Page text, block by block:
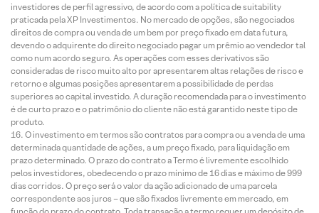
investidores de perfil agressivo, de acordo com a política de suitability
praticada pela XP Investimentos. No mercado de opções, são negociados
direitos de compra ou venda de um bem por preço fixado em data futura,
devendo o adquirente do direito negociado pagar um prêmio ao vendedor tal
como num acordo seguro. As operações com esses derivativos são
consideradas de risco muito alto por apresentarem altas relações de risco e
retorno e algumas posições apresentarem a possibilidade de perdas
superiores ao capital investido. A duração recomendada para o investimento
é de curto prazo e o patrimônio do cliente não está garantido neste tipo de
produto.
O investimento em termos são contratos para compra ou a venda de uma
determinada quantidade de ações, a um preço fixado, para liquidação em
prazo determinado. O prazo do contrato a Termo é livremente escolhido
pelos investidores, obedecendo o prazo mínimo de 16 dias e máximo de 999
dias corridos. O preço será o valor da ação adicionado de uma parcela
correspondente aos juros – que são fixados livremente em mercado, em